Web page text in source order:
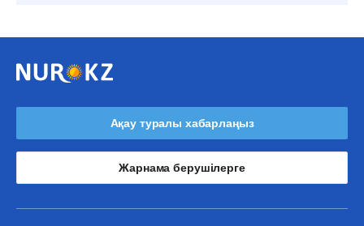
Ақау туралы хабарлаңыз
Жарнама берушілерге